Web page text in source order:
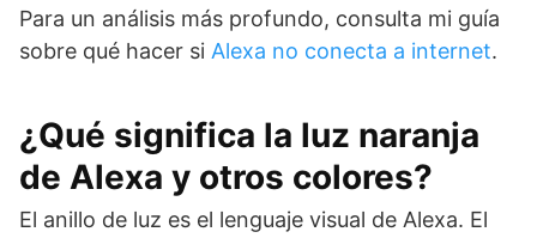
Para un análisis más profundo, consulta mi guía
sobre qué hacer si Alexa no conecta a internet.
¿Qué significa la luz naranja
de Alexa y otros colores?
El anillo de luz es el lenguaje visual de Alexa. El